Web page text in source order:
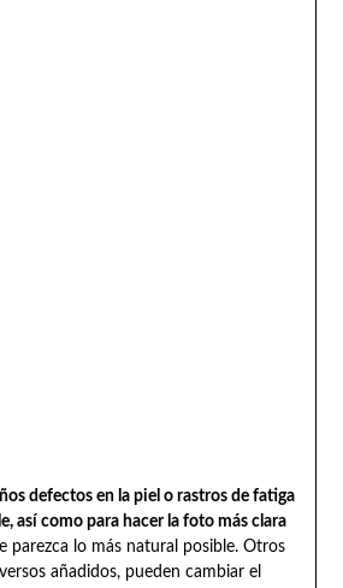
defectos en la piel o rastros de fatiga
así como para hacer la foto más clara
parezca lo más natural posible. Otros
añadidos, pueden cambiar el